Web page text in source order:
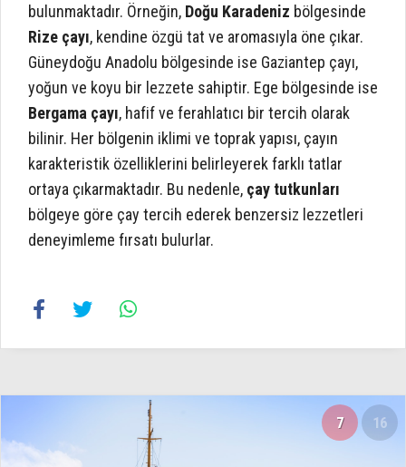
bulunmaktadır. Örneğin, Doğu Karadeniz bölgesinde
Rize çayı, kendine özgü tat ve aromasıyla öne çıkar.
Güneydoğu Anadolu bölgesinde ise Gaziantep çayı,
yoğun ve koyu bir lezzete sahiptir. Ege bölgesinde ise
Bergama çayı, hafif ve ferahlatıcı bir tercih olarak
bilinir. Her bölgenin iklimi ve toprak yapısı, çayın
karakteristik özelliklerini belirleyerek farklı tatlar
ortaya çıkarmaktadır. Bu nedenle, çay tutkunları
bölgeye göre çay tercih ederek benzersiz lezzetleri
deneyimleme fırsatı bulurlar.
7 16